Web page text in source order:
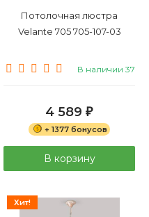
Потолочная люстра
Velante 705 705-107-03
В наличии 37
4 589 ₽
+ 1377 бонусов
В корзину
Хит!